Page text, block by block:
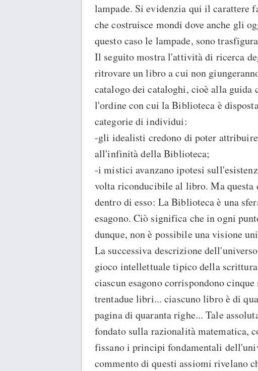
lampade. Si evidenzia qui il carattere
che costruisce mondi dove anche gli
questo caso le lampade, sono
Il seguito mostra l'attività di ricerca
ritrovare un libro a cui non
catalogo dei cataloghi, cioè alla
l'ordine con cui la Biblioteca è
categorie di individui:
-gli idealisti credono di poter
all'infinità della Biblioteca;
-i mistici avanzano ipotesi
volta riconducibile al libro. Ma
dentro di esso: La Biblioteca è una
esagono. Ciò significa che in ogni
dunque, non è possibile una visione
La successiva descrizione
gioco intellettuale tipico della
ciascun esagono corrispondono
trentadue libri... ciascuno libro è di
pagina di quaranta righe... Tale
fondato sulla razionalità matematica,
fissano i principi fondamentali
commento di questi assiomi rivelano